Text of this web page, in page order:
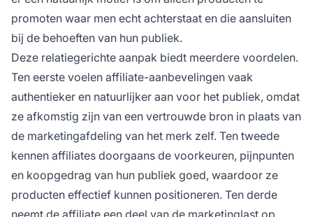
promoten waar men echt achterstaat en die aansluiten
bij de behoeften van hun publiek.
Deze relatiegerichte aanpak biedt meerdere voordelen.
Ten eerste voelen affiliate-aanbevelingen vaak
authentieker en natuurlijker aan voor het publiek, omdat
ze afkomstig zijn van een vertrouwde bron in plaats van
de marketingafdeling van het merk zelf. Ten tweede
kennen affiliates doorgaans de voorkeuren, pijnpunten
en koopgedrag van hun publiek goed, waardoor ze
producten effectief kunnen positioneren. Ten derde